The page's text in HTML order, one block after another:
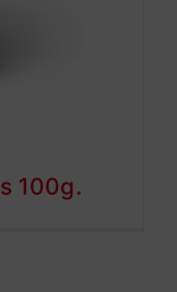
100g.